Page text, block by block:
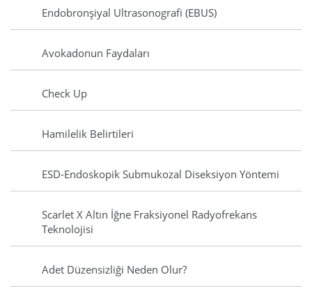
Endobronşiyal Ultrasonografi (EBUS)
Avokadonun Faydaları
Check Up
Hamilelik Belirtileri
ESD-Endoskopik Submukozal Diseksiyon Yöntemi
Scarlet X Altın İğne Fraksiyonel Radyofrekans
Teknolojisi
Adet Düzensizliği Neden Olur?